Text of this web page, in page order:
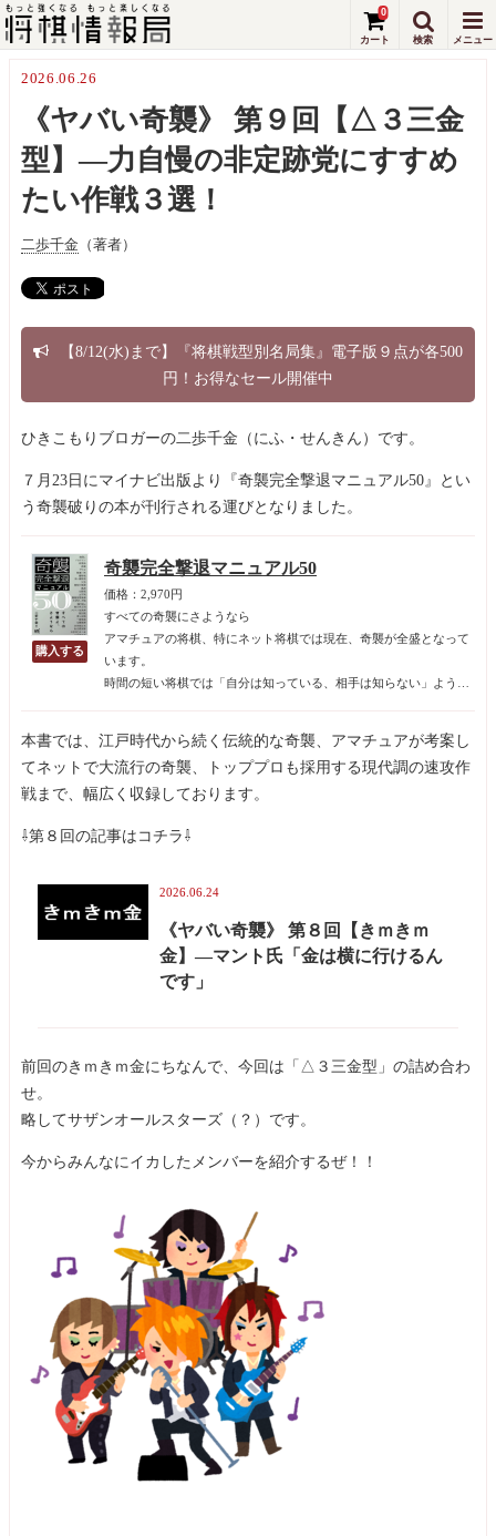
0
2026.06.26
《ヤバい奇襲》 第９回【△３三金
型】—力自慢の非定跡党にすすめ
たい作戦３選！
二歩千金 （著者）
【8/12(水)まで】『将棋戦型別名局集』電子版９点が各500
円！お得なセール開催中
ひきこもりブロガーの二歩千金（にふ・せんきん）です。
７月23日にマイナビ出版より『奇襲完全撃退マニュアル50』とい
う奇襲破りの本が刊行される運びとなりました。
奇襲完全撃退マニュアル50
価格：2,970円
すべての奇襲にさようなら
アマチュアの将棋、特にネット将棋では現在、奇襲が全盛となって
います。
時間の短い将棋では「自分は知っている、相手は知らない」ような
です。
本書では、江戸時代から続く伝統的な奇襲、アマチュアが考案し
てネットで大流行の奇襲、トッププロも採用する現代調の速攻作
戦まで、幅広く収録しております。
⇩第８回の記事はコチラ⇩
2026.06.24
《ヤバい奇襲》 第８回【きｍきｍ
金】—マント氏「金は横に行けるん
です」
前回のきｍきｍ金にちなんで、今回は「△３三金型」の詰め合わ
せ。
略してサザンオールスターズ（？）です。
今からみんなにイカしたメンバーを紹介するぜ！！